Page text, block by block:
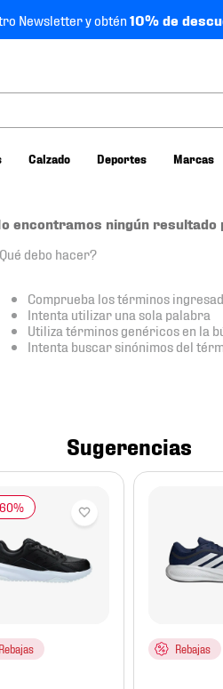
Newsletter y obtén10% de
Calzado Deportes Marcas
encontramos ningún resultado
debo hacer?
Comprueba los términos
Intenta utilizar una sola palabra
Utiliza términos genéricos en la
Intenta buscar sinónimos del
Sugerencias
Rebajas Rebajas